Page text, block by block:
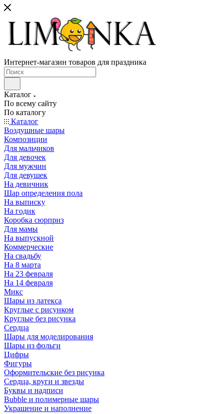
Интернет-магазин товаров для праздника
Каталог
По всему сайту
По каталогу
Каталог
Воздушные шары
Композиции
Для мальчиков
Для девочек
Для мужчин
Для девушек
На девичник
Шар определения пола
На выписку
На годик
Коробка сюрприз
Для мамы
На выпускной
Коммерческие
На свадьбу
На 8 марта
На 23 февраля
На 14 февраля
Микс
Шары из латекса
Круглые с рисунком
Круглые без рисунка
Сердца
Шары для моделирования
Шары из фольги
Цифры
Фигуры
Оформительские без рисунка
Сердца, круги и звезды
Буквы и надписи
Bubble и полимерные шары
Украшение и наполнение